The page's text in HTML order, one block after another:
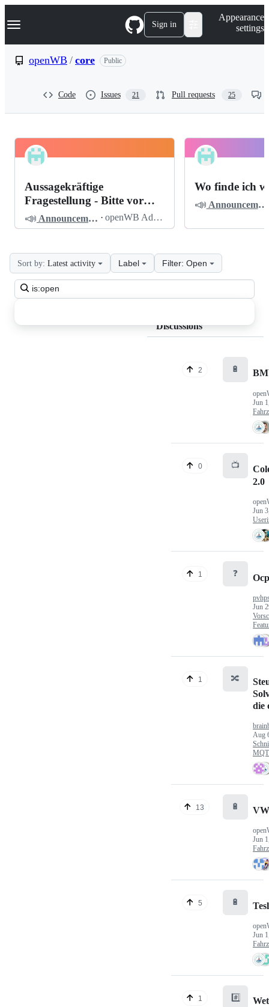
k
p
Navigation Menu Sign in
Appearance
settings
openWB / core Public
Code Issues 21 Pull requests 25
openWB
Discussions
Pinned
Aussagekräftige
Fragestellung - Bitte vor
dem Posten lesen
📣 Announcements · openWB Admin
Wo finde ich
📣 Announcements
Search
all
Sort by: Latest activity Label Filter: Open
Discussions
2 🔋
Jun
0 📺
2.0
Jun
1 ❓
Jun
1 🔀
die
Aug
13 🔋
Jun
5 🔋
Jun
1 #️⃣